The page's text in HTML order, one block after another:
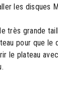
les disques
très grande
pour que le
le plateau